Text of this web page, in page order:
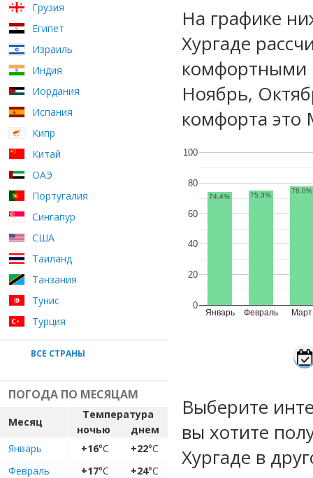
Грузия
Египет
Израиль
Индия
Иордания
Испания
Кипр
Китай
ОАЭ
Португалия
Сингапур
США
Таиланд
Танзания
Тунис
Турция
ВСЕ СТРАНЫ
ПОГОДА ПО МЕСЯЦАМ
Месяц
Температура
ночью
днем
Январь
+16°C +22°C
Февраль
+17°C +24°C
На графике
Хургаде
комфортными
Ноябрь,
комфорта это
Январь Февраль Март
0
20
40
60
80
100
74.4% 75.3%
78.0%
Выберите
вы хотите
Хургаде в